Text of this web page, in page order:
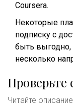
Coursera.
Некоторые
подписку с
быть выгодно,
несколько
Проверьте
Читайте